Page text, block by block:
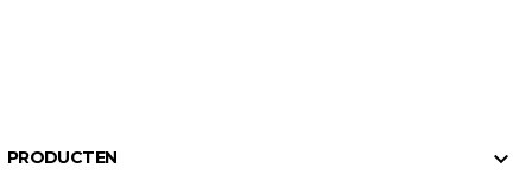
PRODUCTEN 